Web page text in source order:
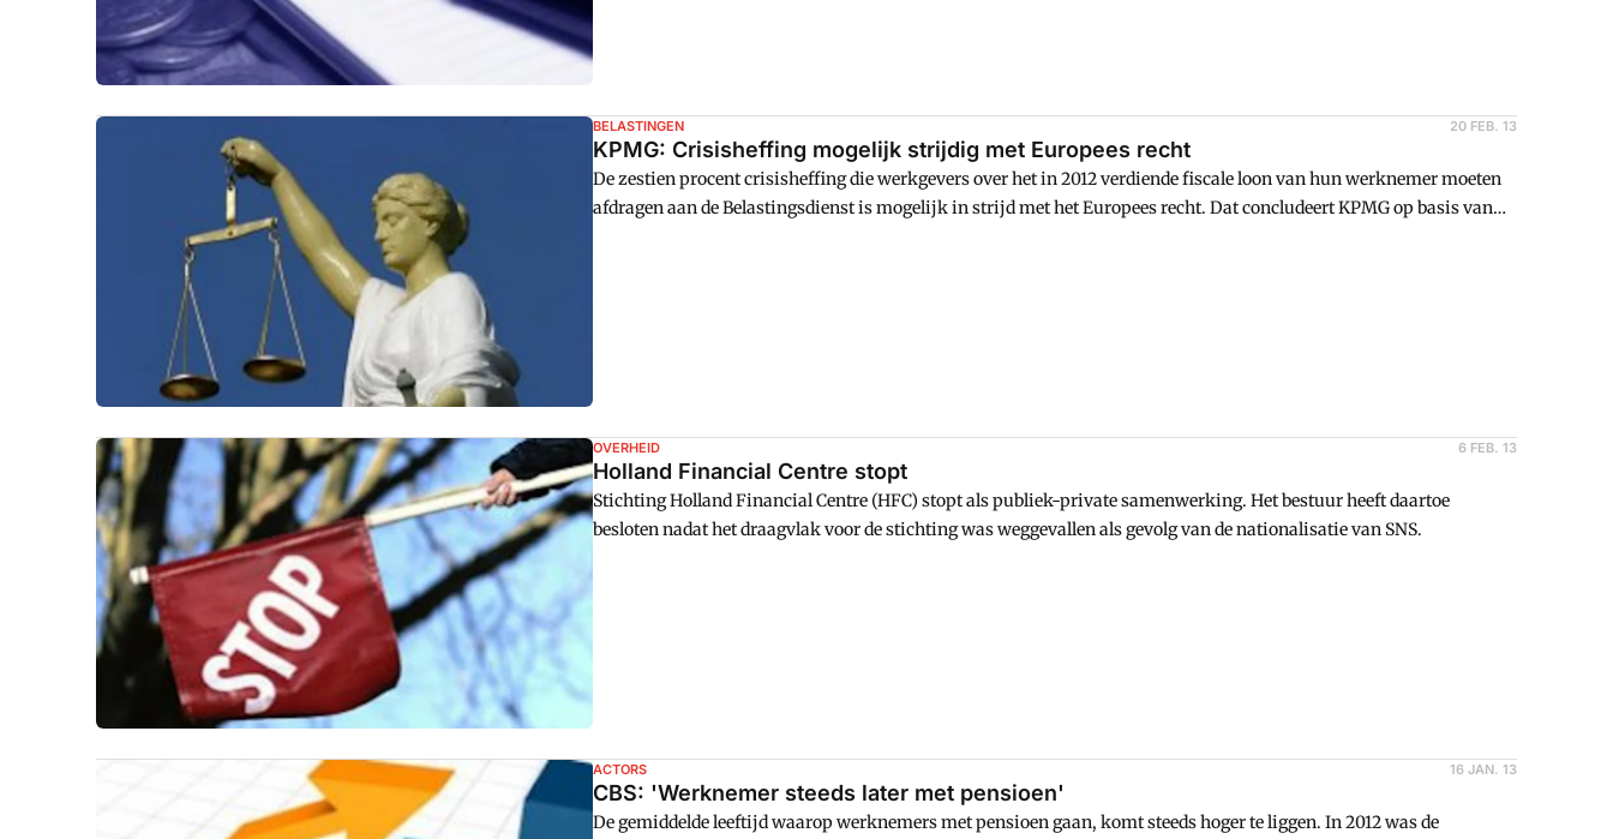
BELASTINGEN 20 FEB. 13
KPMG: Crisisheffing mogelijk strijdig met Europees recht
De zestien procent crisisheffing die werkgevers over het in 2012 verdiende fiscale loon van hun werknemer moeten
afdragen aan de Belastingsdienst is mogelijk in strijd met het Europees recht. Dat concludeert KPMG op basis van
OVERHEID 6 FEB. 13
Holland Financial Centre stopt
Stichting Holland Financial Centre (HFC) stopt als publiek-private samenwerking. Het bestuur heeft daartoe
besloten nadat het draagvlak voor de stichting was weggevallen als gevolg van de nationalisatie van SNS.
ACTORS 16 JAN. 13
CBS: 'Werknemer steeds later met pensioen'
De gemiddelde leeftijd waarop werknemers met pensioen gaan, komt steeds hoger te liggen. In 2012 was de